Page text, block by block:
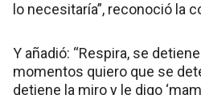
lo necesitaría”, reconoció la
Y añadió: “Respira, se
momentos quiero que se
detiene la miro y le digo